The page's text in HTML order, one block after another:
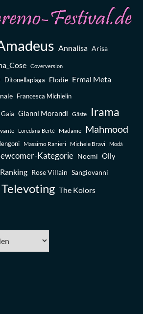
Annalisa Arisa
Coverversion
Ditonellapiaga Elodie Ermal Meta
Francesca Michielin
Gaia Gianni Morandi Gäste Irama
Loredana Bertè Madame Mahmood
Massimo Ranieri Michele Bravi Modà
Kategorie Noemi Olly
Ranking Rose Villain Sangiovanni
Televoting The Kolors